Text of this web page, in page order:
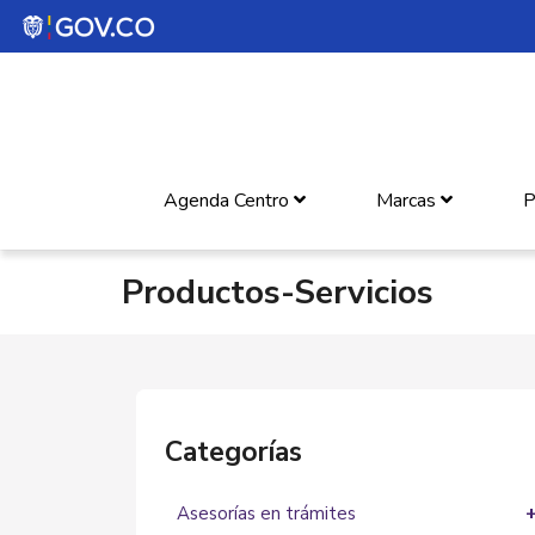
Agenda Centro Marcas
Productos-Servicios
Categorías
Asesorías en trámites